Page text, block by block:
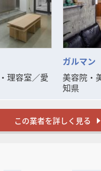
要望、イメージ、ご予算など
構想を全て私たちにぶつけて
を行います◎
写真などありましたら、それ
す。
でのご依頼につきましては、
ー様のご予算、店舗の業態、
いたしますので、お気軽に
活かし、共にお店を作りあげ
理容室 ／愛
ガルマン
美容院・
知県
この業者を詳しく見る